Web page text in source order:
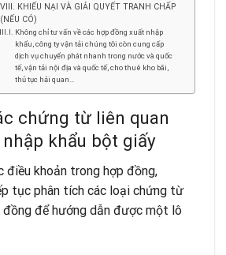
VIII. KHIẾU NẠI VÀ GIẢI QUYẾT TRANH CHẤP
(NẾU CÓ)
Không chỉ tư vấn về các hợp đồng xuất nhập
khẩu, công ty vận tải chúng tôi còn cung cấp
dịch vụ chuyển phát nhanh trong nước và quốc
tế, vận tải nội địa và quốc tế, cho thuê kho bãi,
thủ tục hải quan…
chứng từ liên quan
khẩu bột giấy
điều khoản trong hợp đồng,
tục phân tích các loại chứng từ
đồng để hướng dẫn được một lô